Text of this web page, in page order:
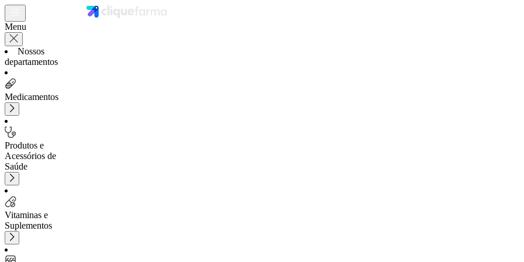
Menu
Nossos
departamentos
Medicamentos
Produtos e
Acessórios de
Saúde
Vitaminas e
Suplementos